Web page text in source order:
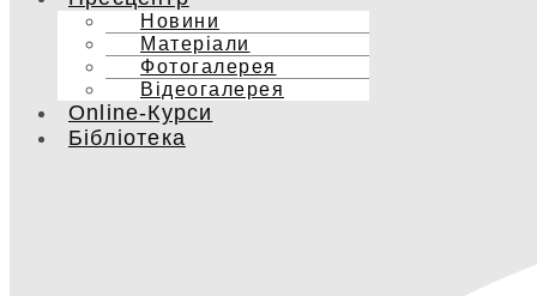
Новини
Матеріали
Фотогалерея
Відеогалерея
Online-Курси
Бібліотека